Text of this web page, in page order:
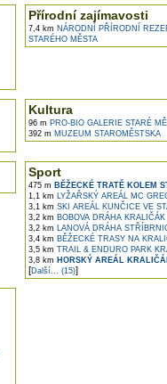
Přírodní zajímavosti
7,4 km NÁRODNÍ PŘÍRODNÍ
STARÉHO MĚSTA
Kultura
96 m PRO-BIO GALERIE STARÉ
392 m MUZEUM STAROMĚSTSKA
Sport
475 m BĚŽECKÉ TRATĚ KOLEM
1,1 km LYŽAŘSKÝ AREÁL MC
3,1 km SKI AREÁL KUNČICE VE
3,2 km BOBOVA DRÁHA KRALIČÁK
3,2 km LANOVÁ DRÁHA
3,4 km BĚŽECKÉ TRASY NA
3,5 km TRAIL & ENDURO PARK
3,8 km HORSKÝ AREÁL
[Další... (15)]